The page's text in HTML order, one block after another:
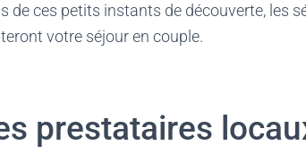
de ces petits instants de découverte, les
votre séjour en couple.
prestataires